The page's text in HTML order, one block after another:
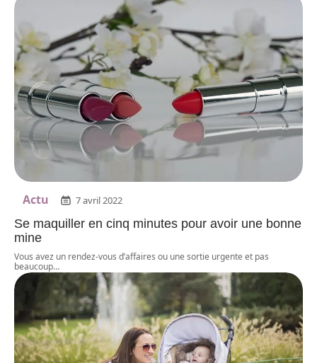
Actu 7 avril 2022
Se maquiller en cinq minutes pour avoir une bonne
mine
Vous avez un rendez-vous d’affaires ou une sortie urgente et pas
beaucoup…